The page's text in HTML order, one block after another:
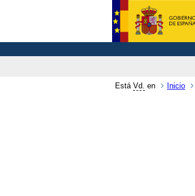
Está Vd. en Inicio